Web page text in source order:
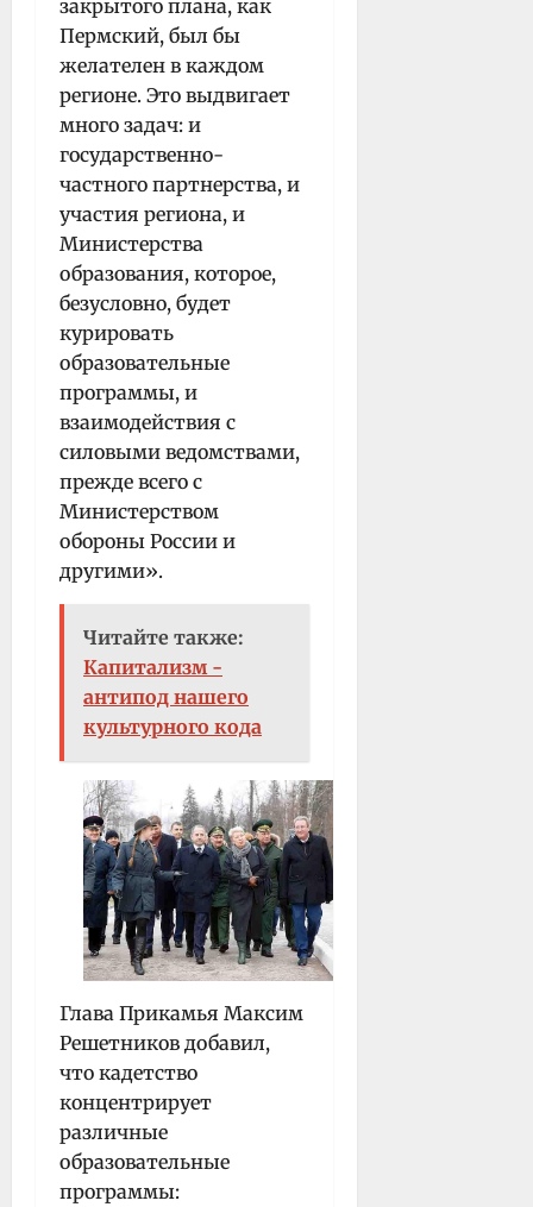
закрытого плана, как
Пермский, был бы
желателен в каждом
регионе. Это выдвигает
много задач: и
государственно-
частного партнерства, и
участия региона, и
Министерства
образования, которое,
безусловно, будет
курировать
образовательные
программы, и
взаимодействия с
силовыми ведомствами,
прежде всего с
Министерством
обороны России и
другими».
Читайте также:
Капитализм -
антипод нашего
культурного кода
Глава Прикамья Максим
Решетников добавил,
что кадетство
концентрирует
различные
образовательные
программы: